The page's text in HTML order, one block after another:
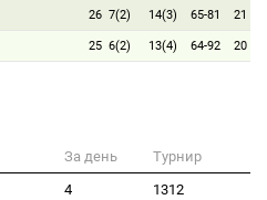
26 7(2) 14(3) 65-81 21
25 6(2) 13(4) 64-92 20
За день
Турнир
4
1312